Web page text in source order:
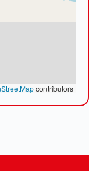
contributors